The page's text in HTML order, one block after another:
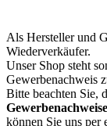
Als Hersteller und
Wiederverkäufer.
Unser Shop steht
Gewerbenachweis
Bitte beachten Sie,
können Sie uns per